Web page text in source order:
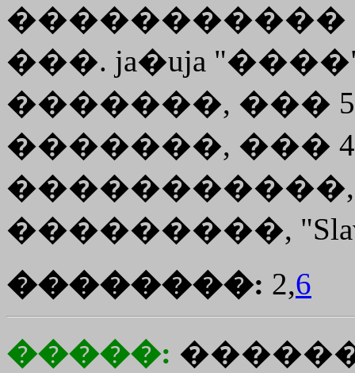
�����������
���. ja�uja "����"
�������, ��� 5,
�������, ���
�����������,
���������,
��������: 2,6
�����: